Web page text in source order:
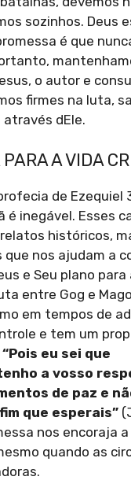
sozinhos. Deus
é que
o autor e
firmes na luta,
dEle.
A VIDA
de Ezequiel
é inegável. Esses
históricos,
nos ajudam a
e Seu plano para
entre Gog e
em tempos de
e tem um
“Pois eu sei que
a vosso
de paz e
que esperais”
nos encoraja
quando as